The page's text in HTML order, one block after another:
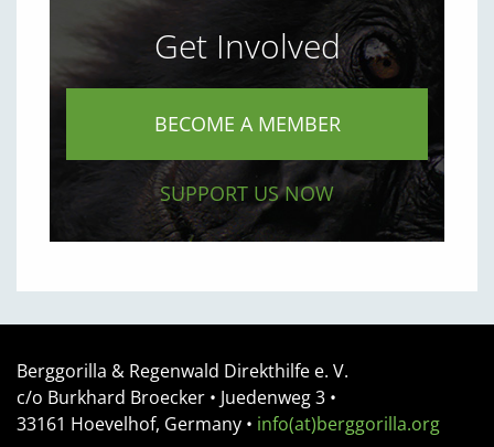
Get Involved
BECOME A MEMBER
SUPPORT US NOW
Berggorilla & Regenwald Direkthilfe e. V.
c/o Burkhard Broecker • Juedenweg 3 •
33161 Hoevelhof, Germany • info(at)berggorilla.org